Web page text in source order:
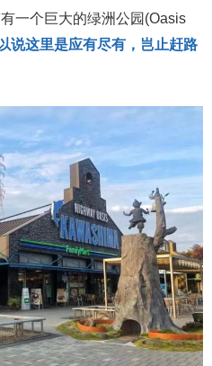
一个巨大的绿洲公园(Oasis
说这里是应有尽有，岂止赶路